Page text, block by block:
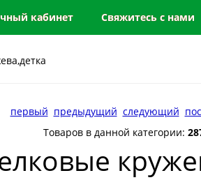
кабинет Свяжитесь с нами
первый предыдущий следующий
Товаров в данной категории: